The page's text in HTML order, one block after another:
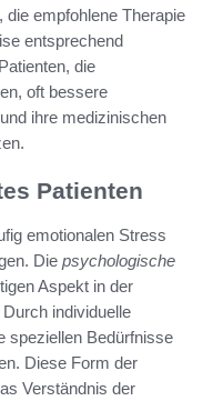
empfohlene Therapie
entsprechend
die
oft bessere
ihre medizinischen
Patienten
emotionalen Stress
Die psychologische
Aspekt in der
individuelle
speziellen Bedürfnisse
Diese Form der
Verständnis der